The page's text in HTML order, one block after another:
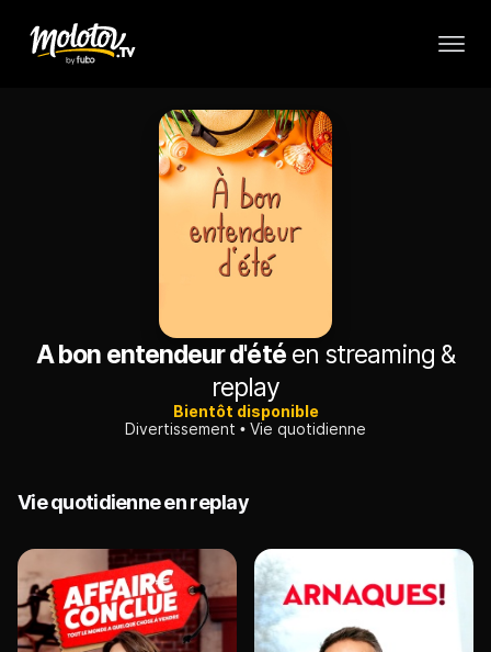
A bon entendeur d'étéen streaming &
replay
Bientôt disponible
Divertissement
Vie quotidienne
Vie quotidienne en replay